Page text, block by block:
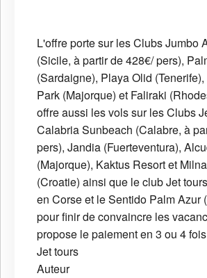
L'offre porte sur les Clubs Jumbo
(Sicile, à partir de 428€/ pers),
(Sardaigne), Playa Olid
Park (Majorque) et Faliraki
offre aussi les vols sur les Clubs
Calabria Sunbeach (Calabre, à
pers), Jandia (Fuerteventura),
(Majorque), Kaktus Resort et
(Croatie) ainsi que le club Jet
en Corse et le Sentido Palm Azur
pour finir de convaincre les
propose le paiement en 3 ou 4
Jet tours
Auteur